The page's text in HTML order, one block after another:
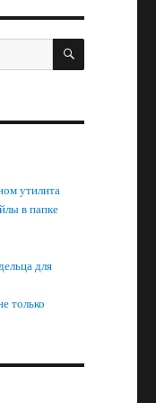
ПОИСК
утилита
в папке
для
только